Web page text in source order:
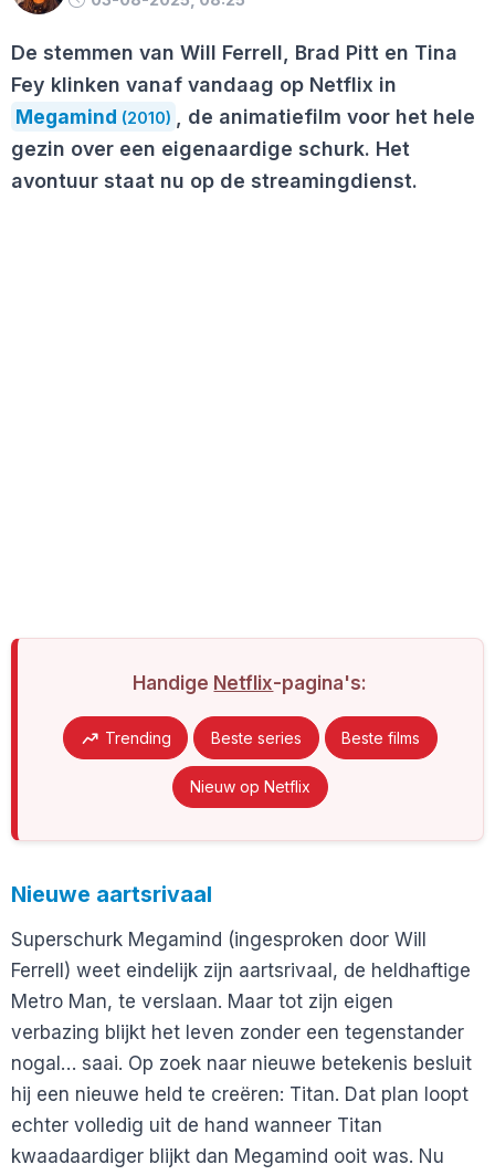
De stemmen van Will Ferrell, Brad Pitt en Tina
Fey klinken vanaf vandaag op Netflix in
Megamind (2010) , de animatiefilm voor het hele
gezin over een eigenaardige schurk. Het
avontuur staat nu op de streamingdienst.
Handige Netflix-pagina's:
Trending Beste series Beste films
Nieuw op Netflix
Nieuwe aartsrivaal
Superschurk Megamind (ingesproken door Will
Ferrell) weet eindelijk zijn aartsrivaal, de heldhaftige
Metro Man, te verslaan. Maar tot zijn eigen
verbazing blijkt het leven zonder een tegenstander
nogal… saai. Op zoek naar nieuwe betekenis besluit
hij een nieuwe held te creëren: Titan. Dat plan loopt
echter volledig uit de hand wanneer Titan
kwaadaardiger blijkt dan Megamind ooit was. Nu